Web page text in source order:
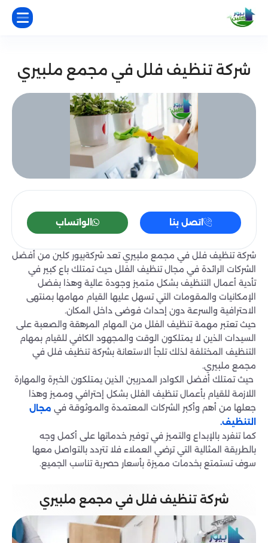
شركة تنظيف فلل في مجمع ملبيري
اتصل بنا الواتساب
شركة تنظيف فلل في مجمع ملبيري تعد شركةبيور كلين من أفضل
الشركات الرائدة في مجال تنظيف الفلل حيث تمتلك باع كبير في
تأدية أعمال التنظيف بشكل متميز وجودة عالية وهذا بفضل
الإمكانيات والمقومات التي تسهل عليها القيام مهامها بمنتهى
الاحترافية والسرعة دون إحداث فوضى داخل المكان.
حيث تعتبر مهمة تنظيف الفلل من المهام المرهقة والصعبة على
السيدات الذين لا يمتلكون الوقت والمجهود الكافي للقيام بمهام
التنظيف المختلفة لذلك تلجأ الاستعانة بشركة تنظيف فلل في
مجمع ملبيري.
حيث تمتلك أفضل الكوادر المدربين الذين يمتلكون الخبرة والمهارة
اللازمة للقيام بأعمال تنظيف الفلل بشكل إحترافي ومميز وهذا
جعلها من أهم وأكبر الشركات المعتمدة والموثوقة في مجال
التنظيف.
كما تنفرد بالإبداع والتميز في توفير خدماتها على أكمل وجه
بالطريقة المثالية التي ترضي العملاء فلا تتردد بالتواصل معها
سوف تستمتع بخدمات مميزة بأسعار حصرية تناسب الجميع.
شركة تنظيف فلل في مجمع ملبيري